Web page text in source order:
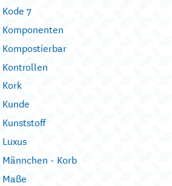
Kode 7
Komponenten
Kompostierbar
Kontrollen
Kork
Kunde
Kunststoff
Luxus
Männchen - Korb
Maße